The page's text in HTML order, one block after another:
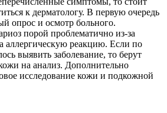
к дерматологу. В первую очередь
опрос и осмотр больного.
порой проблематично из-за
аллергическую реакцию. Если по
выявить заболевание, то берут
на анализ. Дополнительно
исследование кожи и подкожной